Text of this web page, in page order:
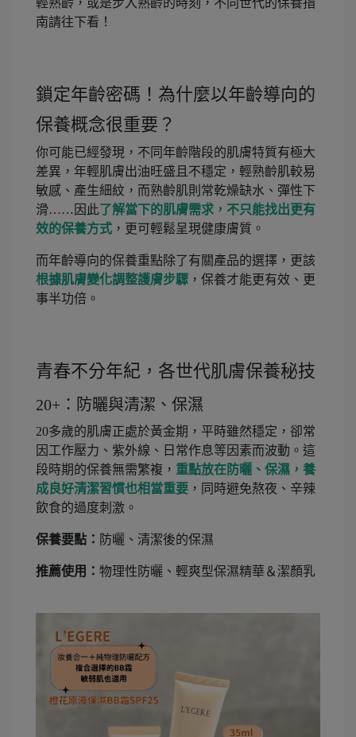
南請往下看！
鎖定年齡密碼！為什麼以年齡導向的
保養概念很重要？
你可能已經發現，不同年齡階段的肌膚特質有極大
差異，年輕肌膚出油旺盛且不穩定，輕熟齡肌較易
敏感、產生細紋，而熟齡肌則常乾燥缺水、彈性下
滑……因此了解當下的肌膚需求，不只能找出更有
效的保養方式 ，更可輕鬆呈現健康膚質。
而年齡導向的保養重點除了有關產品的選擇，更該
根據肌膚變化調整護膚步驟 ，保養才能更有效、更
事半功倍。
青春不分年紀，各世代肌膚保養秘技
20+：防曬與清潔、保濕
20多歲的肌膚正處於黃金期，平時雖然穩定，卻常
因工作壓力、紫外線、日常作息等因素而波動。這
段時期的保養無需繁複， 重點放在防曬、保濕，養
成良好清潔習慣也相當重要 ，同時避免熬夜、辛辣
飲食的過度刺激。
保養要點： 防曬、清潔後的保濕
推薦使用： 物理性防曬、輕爽型保濕精華＆潔顏乳